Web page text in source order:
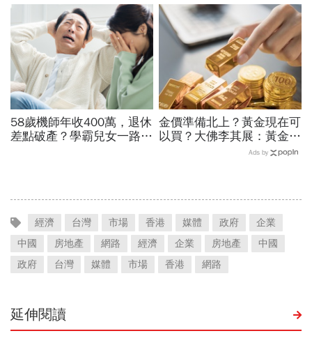
翻1萬倍的秘訣「年輕又
窮」
期」：這3件事花錢別手軟
58歲機師年收400萬，退休
差點破產？學霸兒女一路私
金價準備北上？黃金現在可
以買？大佛李其展：黃金價
格摸到4300美元是好事！
Ads by
經濟 台灣 市場 香港 媒體 政府
企業
中國
房地產 網路 經濟 企業 房地產
中國
政府
台灣 媒體 市場 香港 網路
延伸閱讀